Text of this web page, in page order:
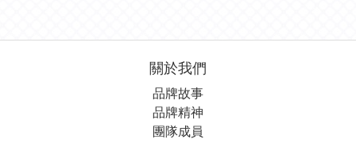
關於我們
品牌故事
品牌精神
團隊成員